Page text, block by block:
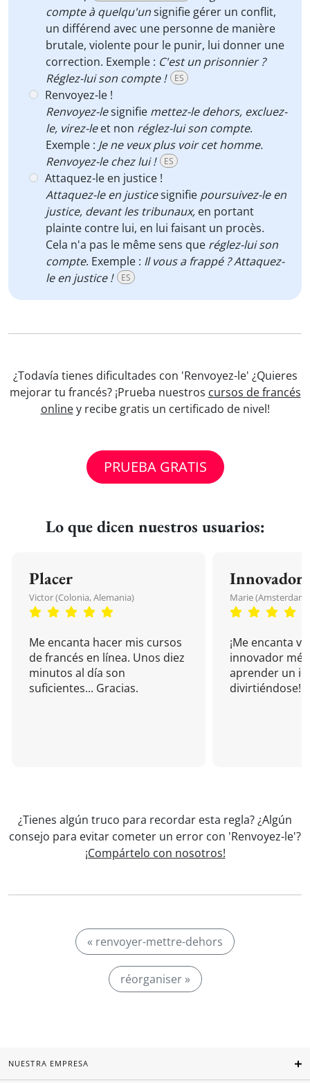
compte à quelqu'unsignifie gérer un conflit,
un différend avec une personne de manière
brutale, violente pour le punir, lui donner une
correction. Exemple : C'est un prisonnier ?
Réglez-lui son compte !
ES
Renvoyez-le !
Renvoyez-lesignifie mettez-le dehors, excluez-
le, virez-leet non réglez-lui son compte.
Exemple : Je ne veux plus voir cet homme.
Renvoyez-le chez lui !
ES
Attaquez-le en justice !
Attaquez-le en justicesignifie poursuivez-le en
justice, devant les tribunaux, en portant
plainte contre lui, en lui faisant un procès.
Cela n'a pas le même sens que réglez-lui son
compte. Exemple : Il vous a frappé ? Attaquez-
le en justice !
ES
¿Todavía tienes dificultades con 'Renvoyez-le' ¿Quieres
mejorar tu francés? ¡Prueba nuestros cursos de francés
onliney recibe gratis un certificado de nivel!
PRUEBA GRATIS
Lo que dicen nuestros usuarios:
Placer
Victor (Colonia, Alemania)
Me encanta hacer mis cursos
de francés en línea. Unos diez
minutos al día son
suficientes... Gracias.
Innovador
Marie (Amsterdam,
¡Me encanta
innovador
aprender un
divirtiéndose!
¿Tienes algún truco para recordar esta regla? ¿Algún
consejo para evitar cometer un error con 'Renvoyez-le'?
¡Compártelo con nosotros!
« renvoyer-mettre-dehors
réorganiser »
NUESTRA EMPRESA